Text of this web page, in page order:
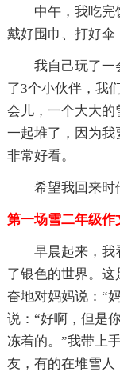
中午，我吃完
戴好围巾、打好伞
我自己玩了一
了3个小伙伴，我
会儿，一个大大的
一起堆了，因为我
非常好看。
希望我回来时
第一场雪二年级作
早晨起来，我
了银色的世界。
奋地对妈妈说：“
说：“好啊，但是
冻着的。”我带上
友，有的在堆雪